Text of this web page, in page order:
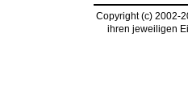
Copyright (c) 2002-
ihren jeweiligen